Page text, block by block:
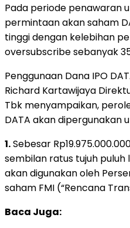
Pada periode penawaran
permintaan akan saham
tinggi dengan kelebihan
oversubscribe sebanyak
Penggunaan Dana IPO
Richard Kartawijaya
Tbk menyampaikan,
DATA akan dipergunakan
1.Sebesar
sembilan ratus tujuh puluh
akan digunakan oleh
saham FMI (“Rencana
Baca Juga: